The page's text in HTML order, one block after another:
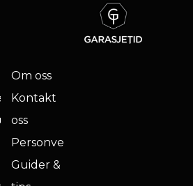
Om oss
Kontakt
oss
Personvern
Guider &